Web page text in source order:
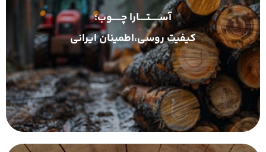
آســـــتــــارا چـــــوب؛
کیفیت روسی،اطمینان ایرانی